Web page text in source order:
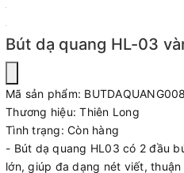
Bút dạ quang HL-03
Mã sản phẩm: BUTDAQUANG008
Thương hiệu: Thiên Long
Tình trạng: Còn hàng
- Bút dạ quang HL03 có 2 đầu
lớn, giúp đa dạng nét viết,